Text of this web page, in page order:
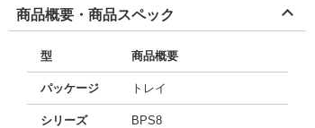
商品概要・商品スペック
型 商品概要
パッケージ トレイ
シリーズ BPS8